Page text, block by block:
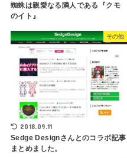
蜘蛛は親愛なる隣人である『クモ
のイト』
その他
2018.09.11
Sedge Designさんとのコラボ記事
まとめました。